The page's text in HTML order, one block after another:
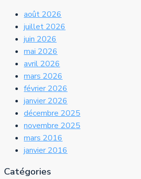
août 2026
juillet 2026
juin 2026
mai 2026
avril 2026
mars 2026
février 2026
janvier 2026
décembre 2025
novembre 2025
mars 2016
janvier 2016
Catégories